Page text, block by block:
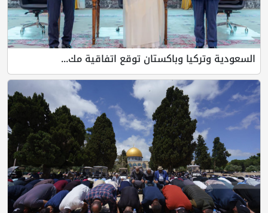
السعودية وتركيا وباكستان توقع اتفاقية مك...